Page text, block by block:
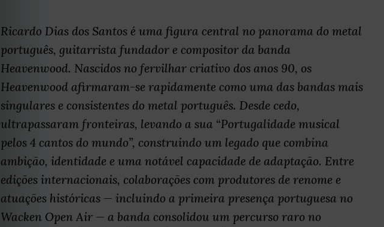
Ricardo Dias dos Santos é uma figura central no panorama do metal
português, guitarrista fundador e compositor da banda
Heavenwood. Nascidos no fervilhar criativo dos anos 90, os
Heavenwood afirmaram-se rapidamente como uma das bandas mais
singulares e consistentes do metal português. Desde cedo,
ultrapassaram fronteiras, levando a sua “Portugalidade musical
pelos 4 cantos do mundo”, construindo um legado que combina
ambição, identidade e uma notável capacidade de adaptação. Entre
edições internacionais, colaborações com produtores de renome e
atuações históricas — incluindo a primeira presença portuguesa no
Wacken Open Air — a banda consolidou um percurso raro no